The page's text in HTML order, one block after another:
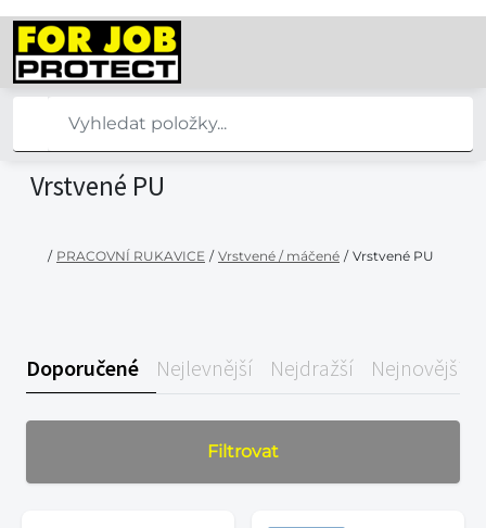
Vrstvené PU
/ PRACOVNÍ RUKAVICE / Vrstvené / máčené / Vrstvené PU
Doporučené Nejlevnější Nejdražší Nejnovější
Filtrovat